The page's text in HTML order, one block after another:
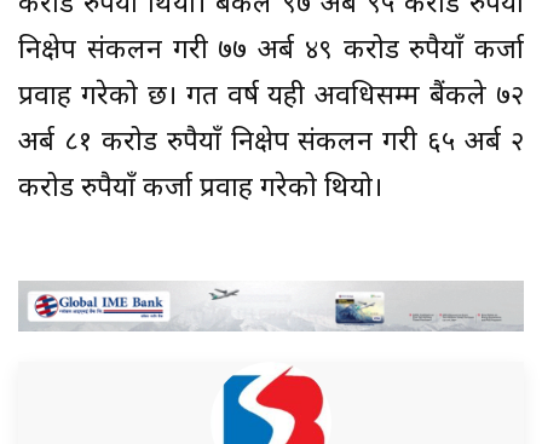
निक्षेप संकलन गरी ७७ अर्ब ४९ करोड रुपैयाँ कर्जा
प्रवाह गरेको छ। गत वर्ष यही अवधिसम्म बैंकले ७२
अर्ब ८१ करोड रुपैयाँ निक्षेप संकलन गरी ६५ अर्ब २
करोड रुपैयाँ कर्जा प्रवाह गरेको थियो।